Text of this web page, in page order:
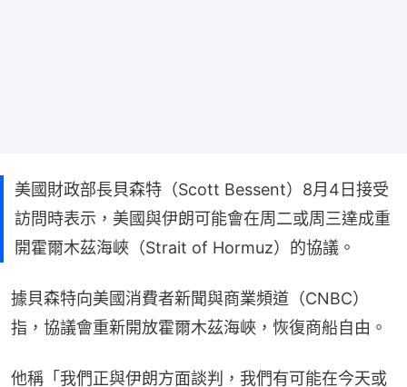
美國財政部長貝森特（Scott Bessent）8月4日接受
訪問時表示，美國與伊朗可能會在周二或周三達成重
開霍爾木茲海峽（Strait of Hormuz）的協議。
據貝森特向美國消費者新聞與商業頻道（CNBC）
指，協議會重新開放霍爾木茲海峽，恢復商船自由。
他稱「我們正與伊朗方面談判，我們有可能在今天或